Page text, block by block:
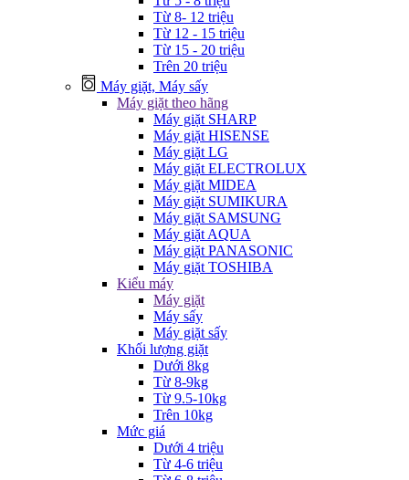
Từ 8- 12 triệu
Từ 12 - 15 triệu
Từ 15 - 20 triệu
Trên 20 triệu
Máy giặt, Máy sấy
Máy giặt theo hãng
Máy giặt SHARP
Máy giặt HISENSE
Máy giặt LG
Máy giặt ELECTROLUX
Máy giặt MIDEA
Máy giặt SUMIKURA
Máy giặt SAMSUNG
Máy giặt AQUA
Máy giặt PANASONIC
Máy giặt TOSHIBA
Kiểu máy
Máy giặt
Máy sấy
Máy giặt sấy
Khối lượng giặt
Dưới 8kg
Từ 8-9kg
Từ 9.5-10kg
Trên 10kg
Mức giá
Dưới 4 triệu
Từ 4-6 triệu